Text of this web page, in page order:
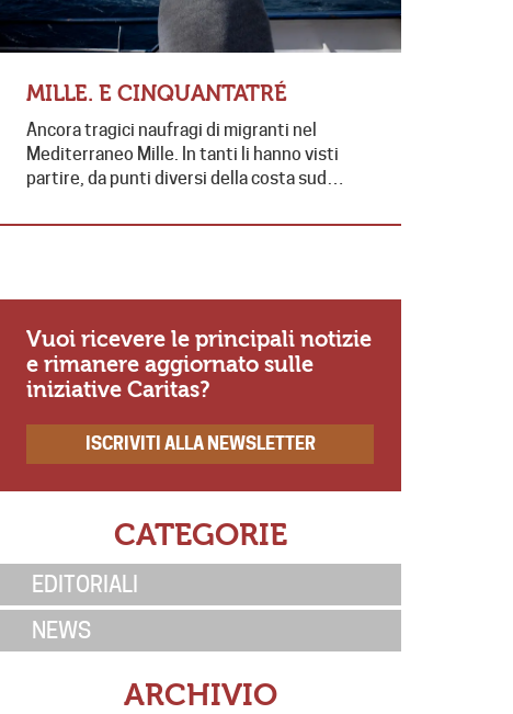
MILLE. E CINQUANTATRÉ
Ancora tragici naufragi di migranti nel
Mediterraneo Mille. In tanti li hanno visti
partire, da punti diversi della costa sud…
Vuoi ricevere le principali notizie
e rimanere aggiornato sulle
iniziative Caritas?
ISCRIVITI ALLA NEWSLETTER
CATEGORIE
EDITORIALI
NEWS
ARCHIVIO